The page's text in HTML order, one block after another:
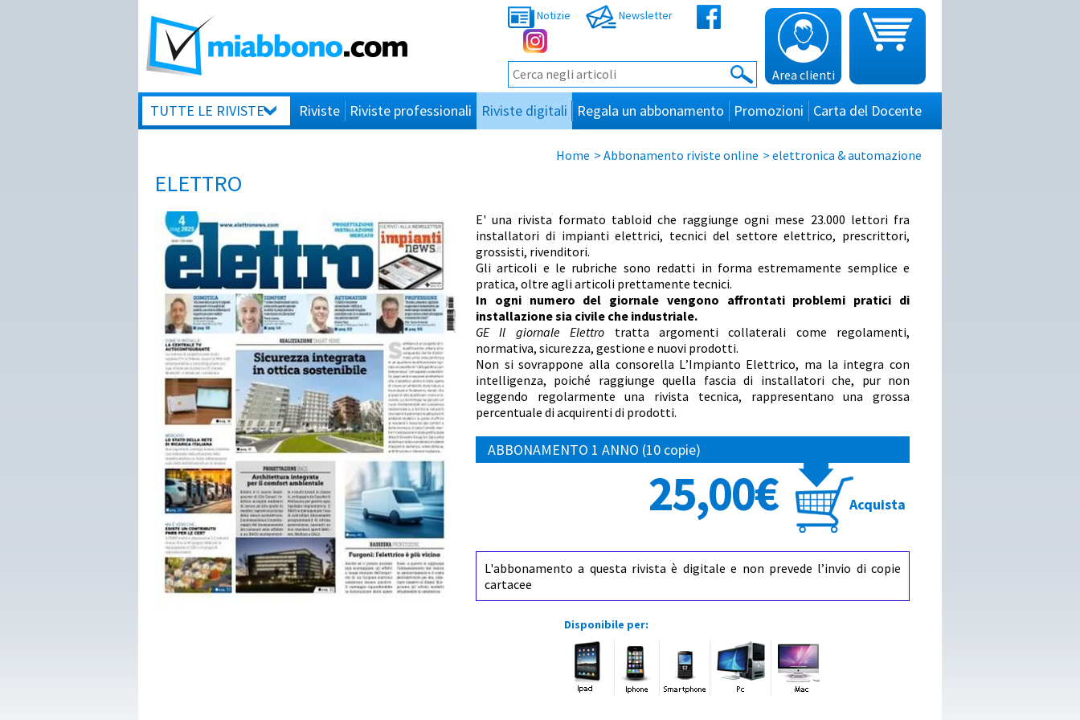
Notizie Newsletter
Area clienti
TUTTE LE RIVISTE Riviste Riviste professionali Riviste digitali Regala un abbonamento Promozioni Carta del Docente
Home > Abbonamento riviste online > elettronica & automazione
ELETTRO
E' una rivista formato tabloid che raggiunge ogni mese 23.000 lettori fra
installatori di impianti elettrici, tecnici del settore elettrico, prescrittori,
grossisti, rivenditori.
Gli articoli e le rubriche sono redatti in forma estremamente semplice e
pratica, oltre agli articoli prettamente tecnici.
In ogni numero del giornale vengono affrontati problemi pratici di
installazione sia civile che industriale.
GE Il giornale Elettro tratta argomenti collaterali come regolamenti,
normativa, sicurezza, gestione e nuovi prodotti.
Non si sovrappone alla consorella L’Impianto Elettrico, ma la integra con
intelligenza, poiché raggiunge quella fascia di installatori che, pur non
leggendo regolarmente una rivista tecnica, rappresentano una grossa
percentuale di acquirenti di prodotti.
ABBONAMENTO 1 ANNO (10 copie)
Acquista
25,00€
L'abbonamento a questa rivista è digitale e non prevede l’invio di copie
cartacee
Disponibile per: